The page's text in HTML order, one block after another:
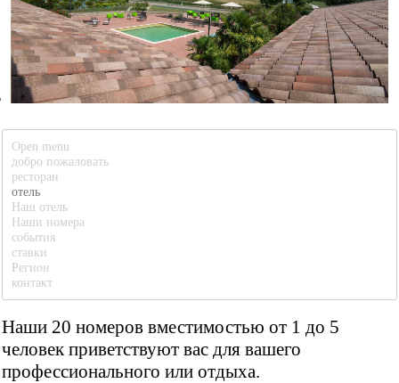
Open menu
добро пожаловать
ресторан
отель
Наш отель
Наши номера
события
ставки
Регион
контакт
Наши 20 номеров вместимостью от 1 до 5
человек приветствуют вас для вашего
профессионального или отдыха.